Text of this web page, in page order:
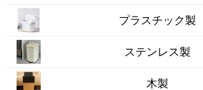
プラスチック製
ステンレス製
木製